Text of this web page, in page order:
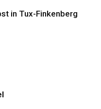
in Tux-Finkenberg